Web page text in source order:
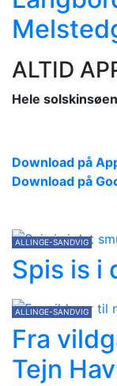
ALTID
Hele
Download på
Download på
ALLINGE-SANDVIG
Spis is i
ALLINGE-SANDVIG
Fra
Tejn